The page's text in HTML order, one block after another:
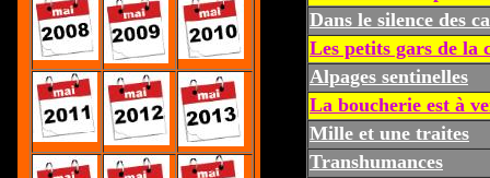
Dans le silence des
Les petits gars de la
Alpages sentinelles
La boucherie est à
Mille et une traites
Transhumances